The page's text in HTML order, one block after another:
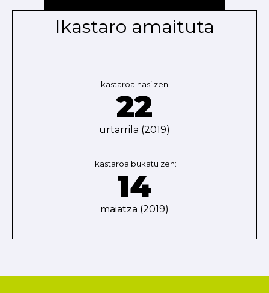
Ikastaro amaituta
Ikastaroa hasi zen:
22
urtarrila (2019)
Ikastaroa bukatu zen:
14
maiatza (2019)